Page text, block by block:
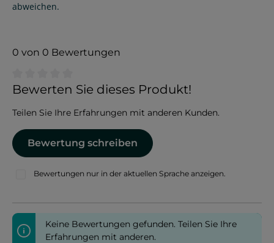
abweichen.
0 von 0 Bewertungen
Durchschnittliche Bewertung von 0 von 5 Sternen
Bewerten Sie dieses Produkt!
Teilen Sie Ihre Erfahrungen mit anderen Kunden.
Bewertung schreiben
Bewertungen nur in der aktuellen Sprache anzeigen.
Keine Bewertungen gefunden. Teilen Sie Ihre
Erfahrungen mit anderen.